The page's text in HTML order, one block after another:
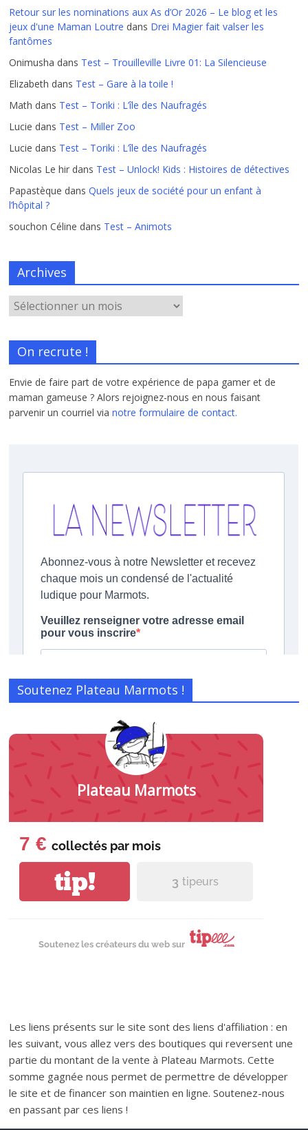
Retour sur les nominations aux As d’Or 2026 – Le blog et les
jeux d'une Maman Loutre dans Drei Magier fait valser les
fantômes
Onimusha dans Test – Trouilleville Livre 01: La Silencieuse
Elizabeth dans Test – Gare à la toile !
Math dans Test – Toriki : L’île des Naufragés
Lucie dans Test – Miller Zoo
Lucie dans Test – Toriki : L’île des Naufragés
Nicolas Le hir dans Test – Unlock! Kids : Histoires de détectives
Papastèque dansQuels jeux de société pour un enfant à
l’hôpital ?
souchon Céline dans Test – Animots
Archives
On recrute !
Envie de faire part de votre expérience de papa gamer et de
maman gameuse ? Alors rejoignez-nous en nous faisant
parvenir un courriel vianotre formulaire de contact.
Soutenez Plateau Marmots !
Plateau Marmots
7 € collectés par mois
tip! 3 tipeurs
Soutenez les créateurs du web sur
Les liens présents sur le site sont des liens d'affiliation : en
les suivant, vous allez vers des boutiques qui reversent une
partie du montant de la vente à Plateau Marmots. Cette
somme gagnée nous permet de permettre de développer
le site et de financer son maintien en ligne. Soutenez-nous
en passant par ces liens !